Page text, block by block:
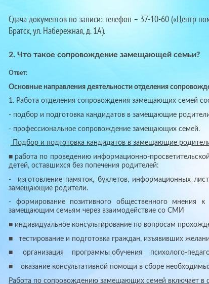
Сдача документов по записи: телефон – 37-10-60 («Центр
Братск, ул. Набережная, д. 1А).
2. Что такое сопровождение замещающей семьи?
Ответ:
Основные направления деятельности отделения
1. Работа отделения сопровождения замещающих семей
- подбор и подготовка кандидатов в замещающие
- профессиональное сопровождение замещающих семей.
Подбор и подготовка кандидатов в замещающие
■ работа по проведению информационно-
детей, оставшихся без попечения родителей:
- изготовление памяток, буклетов, информационных
замещающие родители.
- формирование позитивного общественного
замещающим семьям через взаимодействие со СМИ
■ индивидуальное консультирование по вопросам
■ тестирование и подготовка граждан, изъявивших
■ организация программы обучения психолого-
■ оказание консультативной помощи в сборе
Работа по сопровождению замещающих семей включает в